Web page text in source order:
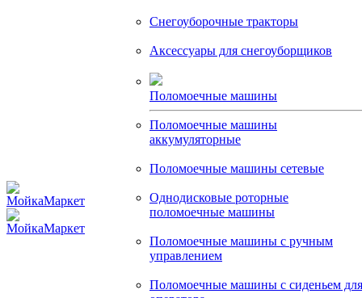
Снегоуборочные тракторы
Аксессуары для снегоуборщиков
Поломоечные машины
Поломоечные машины
аккумуляторные
Поломоечные машины сетевые
Однодисковые роторные
поломоечные машины
Поломоечные машины с ручным
управлением
Поломоечные машины с сиденьем для